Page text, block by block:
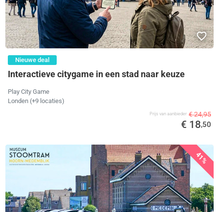
Nieuwe deal
Interactieve citygame in een stad naar keuze
Play City Game
Londen (+9 locaties)
Prijs van aanbieder € 24,95
€ 18,50
41%